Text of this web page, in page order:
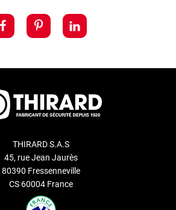
THIRARD S.A.S
45, rue Jean Jaurès
80390 Fressenneville
CS 60004 France